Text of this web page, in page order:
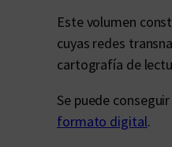
Este volumen
cuyas redes
cartografía de
Se puede conseguir
formato digital.